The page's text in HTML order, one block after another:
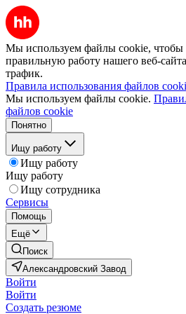
Мы используем файлы cookie, чтобы
правильную работу нашего веб-
трафик.
Правила использования файлов
Мы используем файлы cookie.
файлов cookie
Понятно
Ищу работу
Ищу работу
Ищу работу
Ищу сотрудника
Сервисы
Помощь
Ещё
Поиск
Александровский Завод
Войти
Войти
Создать резюме